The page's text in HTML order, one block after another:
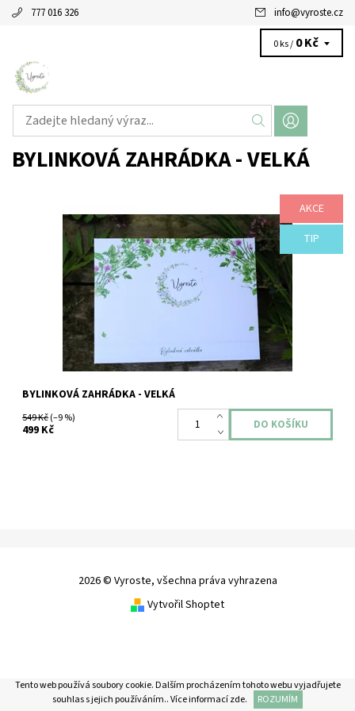
777 016 326 info@vyroste.cz
0 ks / 0 Kč
BYLINKOVÁ ZAHRÁDKA - VELKÁ
AKCE
TIP
Nyní VĚTŠÍ! Nejoblíbenější semínková kolekce VYROSTE nyní
rozšířená o další oblíbené bylinky!
Dostupnost:
Skladem
BYLINKOVÁ ZAHRÁDKA - VELKÁ
549 Kč(–9 %)
499 Kč
2026 © Vyroste, všechna práva vyhrazena
Vytvořil Shoptet
Tento web používá soubory cookie. Dalším procházením tohoto webu vyjadřujete
souhlas s jejich používáním.. Více informacízde. ROZUMÍM